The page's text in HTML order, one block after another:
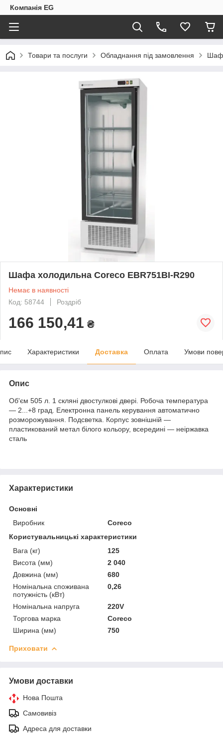
Компанія EG
Товари та послуги Обладнання під замовлення
Шафа холодильна Coreco EBR751BI-R290
Немає в наявності
Код: 58744
Роздріб
166 150,41 ₴
Характеристики Доставка Оплата Умови
Опис
Об'єм 505 л. 1 скляні двостулкові двері. Робоча температура
— 2...+8 град. Електронна панель керування автоматично
розморожування. Подсветка. Корпус зовнішній —
пластикований метал білого кольору, всередині — неіржавка
сталь
Характеристики
Основні
Виробник
Coreco
Користувальницькі характеристики
Вага (кг)
125
Висота (мм)
2 040
Довжина (мм)
680
Номінальна споживана
потужність (кВт)
0,26
Номінальна напруга
220V
Торгова марка
Coreco
Ширина (мм)
750
Приховати
Умови доставки
Нова Пошта
Самовивіз
Адреса для доставки